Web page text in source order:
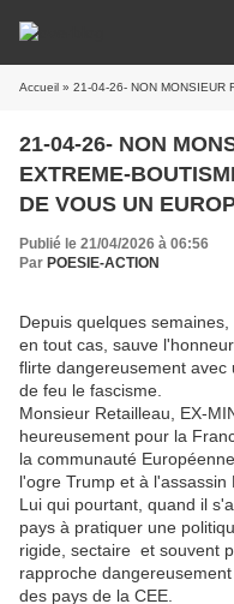
Accueil » 21-04-26- NON MONSIEUR RETAILLEAU VOTRE
21-04-26- NON
EXTREME-
DE VOUS UN
Publié le 21/04/2026 à 06:56
Par POESIE-ACTION
Depuis quelques
en tout cas, sauve
flirte dangereusement
de feu le fascisme.
Monsieur Retailleau, EX-
heureusement pour la
la communauté
l'ogre Trump et à l'assassin
Lui qui pourtant, quand il
pays à pratiquer une
rigide, sectaire et souvent
rapproche
des pays de la CEE.